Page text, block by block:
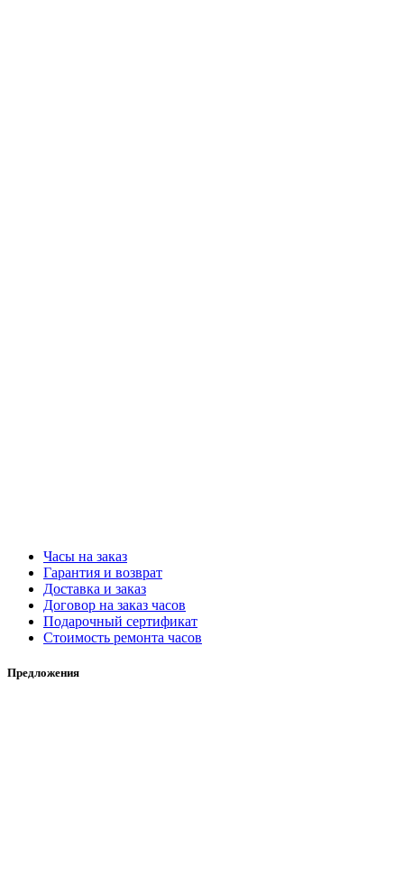
Часы на заказ
Гарантия и возврат
Доставка и заказ
Договор на заказ часов
Подарочный сертификат
Стоимость ремонта часов
Предложения